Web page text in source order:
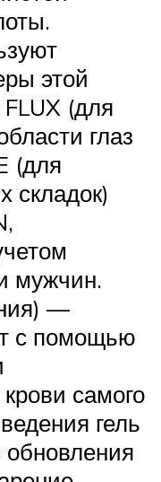
этой
(для
глаз
(для
складок)
мужчин.
—
с помощью
самого
гель
обновления